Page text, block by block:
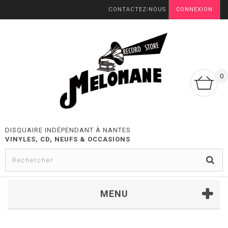
CONNEXION
CONTACTEZ-NOUS
0
DISQUAIRE INDÉPENDANT À NANTES
VINYLES, CD, NEUFS & OCCASIONS
MENU